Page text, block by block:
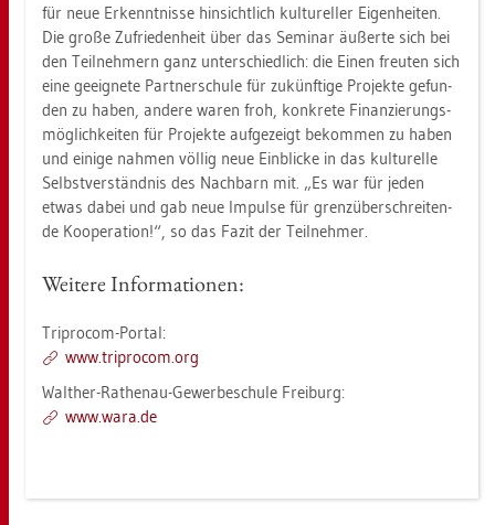
für neue Er­kennt­nis­se hin­sicht­lich kul­tu­rel­ler Ei­gen­hei­ten.
Die große Zu­frie­den­heit über das Se­mi­nar äu­ßer­te sich bei
den Teil­neh­mern ganz un­ter­schied­lich: die Einen freu­ten sich
eine ge­eig­ne­te Part­ner­schu­le für zu­künf­ti­ge Pro­jek­te ge­fun­
den zu haben, an­de­re waren froh, kon­kre­te Fi­nan­zie­rungs­
mög­lich­kei­ten für Pro­jek­te auf­ge­zeigt be­kom­men zu haben
und ei­ni­ge nah­men völ­lig neue Ein­bli­cke in das kul­tu­rel­le
Selbst­ver­ständ­nis des Nach­barn mit. „Es war für jeden
etwas dabei und gab neue Im­pul­se für grenz­über­schrei­ten­
de Ko­ope­ra­ti­on!“, so das Fazit der Teil­neh­mer.
Wei­te­re In­for­ma­tio­nen:
Tripro­com-Por­tal:
www.​tripro­com.​org
Walt­her-Ra­then­au-Ge­wer­be­schu­le Frei­burg:
www.​wara.​de